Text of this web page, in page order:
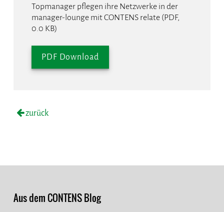
Topmanager pflegen ihre Netzwerke in der
manager-lounge mit CONTENS relate (PDF,
0.0 KB)
PDF Download
zurück
Aus dem CONTENS Blog